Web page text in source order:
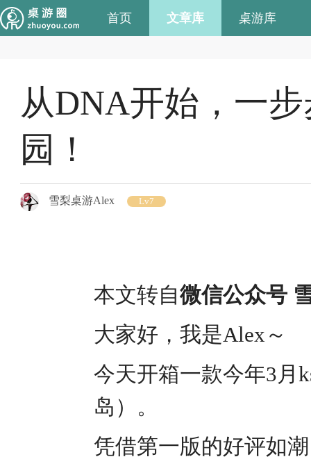
首页 文章库 桌游库
从DNA开始，一
园！
雪梨桌游Alex Lv7
本文转自微信公众号
大家好，我是Alex～
今天开箱一款今年3月
岛）。
凭借第一版的好评如